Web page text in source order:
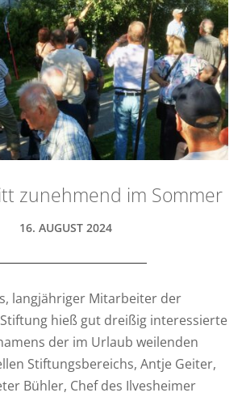
zunehmend im Sommer
16. AUGUST 2024
langjähriger Mitarbeiter der
hieß gut dreißig interessierte
der im Urlaub weilenden
Stiftungsbereichs, Antje Geiter,
Bühler, Chef des Ilvesheimer